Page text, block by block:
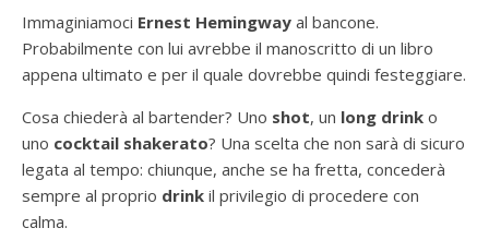
Immaginiamoci Ernest Hemingway al bancone.
Probabilmente con lui avrebbe il manoscritto di un libro
appena ultimato e per il quale dovrebbe quindi festeggiare.
Cosa chiederà al bartender? Uno shot, un long drink o
uno cocktail shakerato? Una scelta che non sarà di sicuro
legata al tempo: chiunque, anche se ha fretta, concederà
sempre al proprio drink il privilegio di procedere con
calma.